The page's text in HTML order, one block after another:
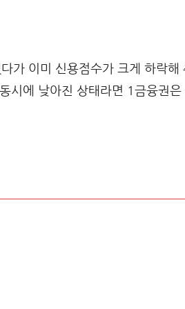
가 이미 신용점수가 크게 하락해
시에 낮아진 상태라면 1금융권